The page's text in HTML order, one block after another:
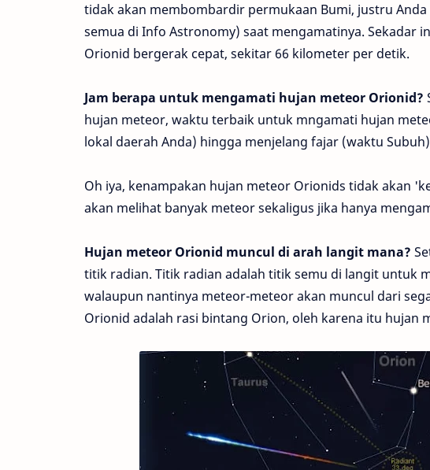
tidak akan membombardir permukaan Bumi, justru
semua di Info Astronomy) saat mengamatinya. Sekadar
Orionid bergerak cepat, sekitar 66 kilometer per detik.
Jam berapa untuk mengamati hujan meteor Orionid?
hujan meteor, waktu terbaik untuk mngamati hujan
lokal daerah Anda) hingga menjelang fajar (waktu
Oh iya, kenampakan hujan meteor Orionids tidak akan
akan melihat banyak meteor sekaligus jika hanya
Hujan meteor Orionid muncul di arah langit mana?
titik radian. Titik radian adalah titik semu di langit untuk
walaupun nantinya meteor-meteor akan muncul dari
Orionid adalah rasi bintang Orion, oleh karena itu hujan